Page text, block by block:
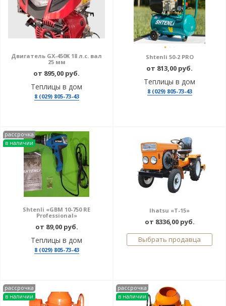
Двигатель GX-450K 18 л.с. вал
25 мм
от 895,00 руб.
Теплицы в дом
8 (029) 805-73-43
Shtenli 50-2 PRO
от 813,00 руб.
Теплицы в дом
8 (029) 805-73-43
рассрочка
в наличии
Shtenli «GBM 10-750 RE
Professional»
от 89,00 руб.
Теплицы в дом
8 (029) 805-73-43
Ihatsu «T-15»
от 8336,00 руб.
Выбрать продавца
рассрочка
в наличии
рассрочка
в наличии